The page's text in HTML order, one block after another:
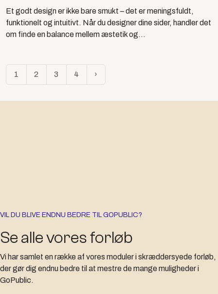
Et godt design er ikke bare smukt – det er meningsfuldt,
funktionelt og intuitivt. Når du designer dine sider, handler det
om finde en balance mellem æstetik og...
1 2 3 4
VIL DU BLIVE ENDNU BEDRE TIL GOPUBLIC?
Se alle vores forløb
Vi har samlet en række af vores moduler i skræddersyede forløb,
der gør dig endnu bedre til at mestre de mange muligheder i
GoPublic.